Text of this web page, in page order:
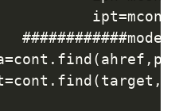
个人URL内
继续